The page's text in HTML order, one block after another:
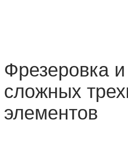
Фрезеровка
сложных
элементов